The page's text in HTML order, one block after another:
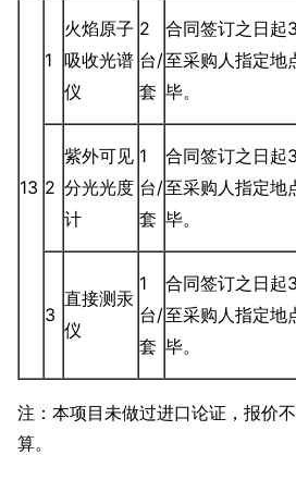
13
1
火焰原子
吸收光谱
仪
2
台/
套
合同签订之日起
至采购人指定地
毕。
2
紫外可见
分光光度
计
1
台/
套
合同签订之日起
至采购人指定地
毕。
3
直接测汞
仪
1
台/
套
合同签订之日起
至采购人指定地
毕。
注：本项目未做过进口论证，报价
算。